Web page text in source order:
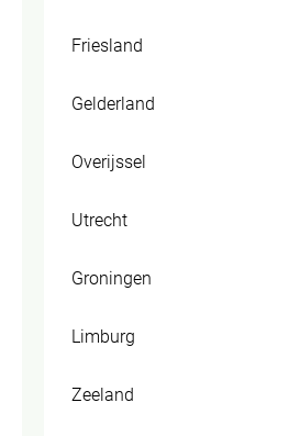
Friesland
Gelderland
Overijssel
Utrecht
Groningen
Limburg
Zeeland